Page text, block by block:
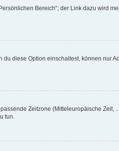
Bereich“; der Link dazu wird
diese Option einschaltest, können nur
Zeitzone (Mitteleuropäische Zeit,
tun.